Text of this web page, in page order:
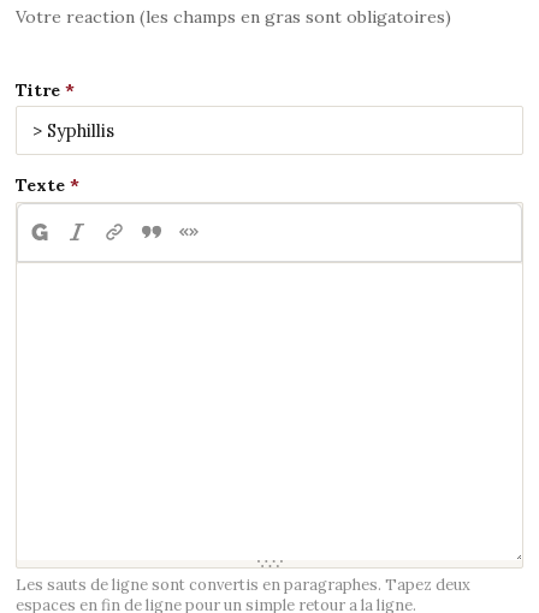
Votre reaction (les champs en gras sont obligatoires)
Titre
Texte
Les sauts de ligne sont convertis en paragraphes. Tapez deux
espaces en fin de ligne pour un simple retour a la ligne.